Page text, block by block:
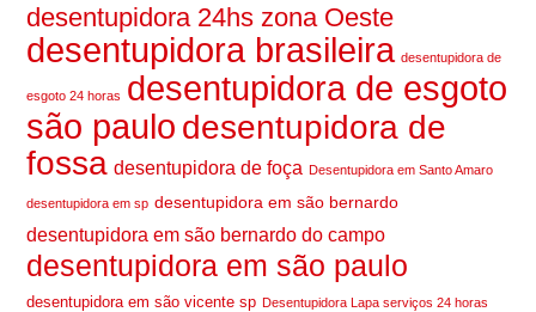
desentupidora 24hs zona Oeste
desentupidora brasileira desentupidora de
esgoto 24 horas desentupidora de esgoto
são paulo desentupidora de
fossa desentupidora de foça Desentupidora em Santo Amaro
desentupidora em sp desentupidora em são bernardo
desentupidora em são bernardo do campo
desentupidora em são paulo
desentupidora em são vicente sp Desentupidora Lapa serviços 24 horas